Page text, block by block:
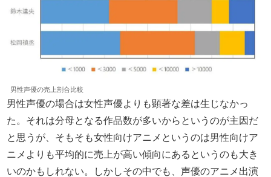
男性声優の売上割合比較
男性声優の場合は女性声優よりも顕著な差は生じなかっ
た。それは分母となる作品数が多いからというのが主因だ
と思うが、そもそも女性向けアニメというのは男性向けア
ニメよりも平均的に売上が高い傾向にあるというのも大き
いのかもしれない。しかしその中でも、声優のアニメ出演